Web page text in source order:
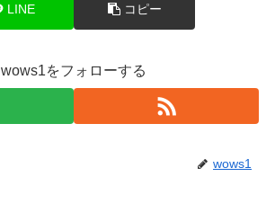
LINE コピー
wows1をフォローする
wows1